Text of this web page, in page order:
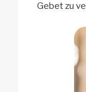
Gebet zu